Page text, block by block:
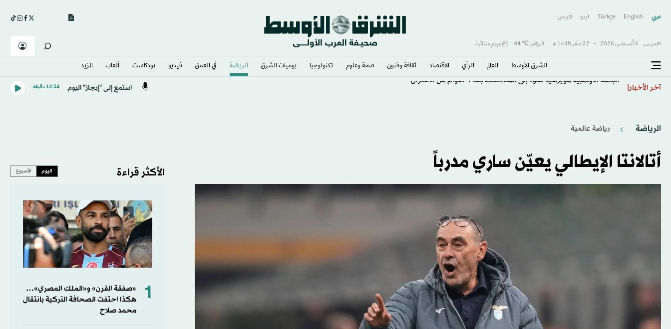
عربي English
Türkçe اردو فارسى
الخميس, 6 أغسطس 2026 - 22 صفَر 1448 هـ الرياض℃
44 غيوم متناثرة
الشرق الأوسط​ العالم الرأي الاقتصاد ثقافة وفنون صحة وعلوم تكنولوجيا يوميات الشرق​ الرياضة في العمق فيديو بودكاست ألعاب المزيد
آخر الأخبار البطلة الأولمبية مويرهيد تعود إلى المنافسات بعد 4 أعوام من الاعتزال استمع إلى "إيجاز" اليوم 12:34 دقيقه
الرياضة رياضة عالمية
أتالانتا الإيطالي يعيّن ساري مدرباً الأكثر قراءة اليوم الأسبوع
1
«صفقة القرن» و«الملك المصري»…
هكذا احتفت الصحافة التركية بانتقال
محمد صلاح